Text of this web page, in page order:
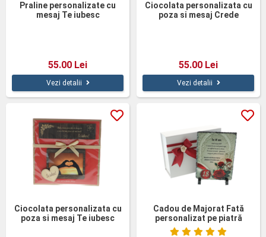
Praline personalizate cu
mesaj Te iubesc
55.00 Lei
Vezi detalii
Ciocolata personalizata cu
poza si mesaj Crede
55.00 Lei
Vezi detalii
Ciocolata personalizata cu
poza si mesaj Te iubesc
Cadou de Majorat Fată
personalizat pe piatră
naturală